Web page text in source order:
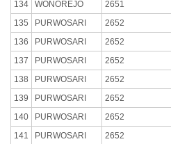
134
WONOREJO 2651
135
PURWOSARI 2652
136
PURWOSARI 2652
137
PURWOSARI 2652
138
PURWOSARI 2652
139
PURWOSARI 2652
140
PURWOSARI 2652
141
PURWOSARI 2652